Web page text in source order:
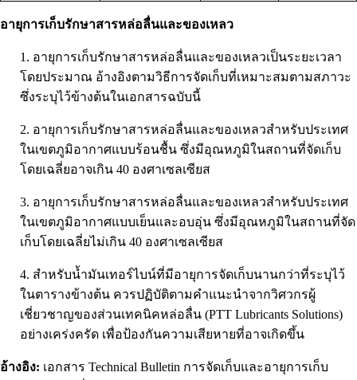
อายุการเก็บรักษาสารหล่อลื่นและของเหลว
1. อายุการเก็บรักษาสารหล่อลื่นและของเหลวเป็นระยะเวลา
โดยประมาณ อ้างอิงตามวิธีการจัดเก็บที่เหมาะสมตามสภาวะ
ซึ่งระบุไว้ข้างต้นในเอกสารฉบับนี้
2. อายุการเก็บรักษาสารหล่อลื่นและของเหลวสำหรับประเทศ
ในเขตภูมิอากาศแบบร้อนชื้น ซึ่งมีอุณหภูมิในสถานที่จัดเก็บ
โดยเฉลี่ยอาจเกิน 40 องศาเซลเซียส
3. อายุการเก็บรักษาสารหล่อลื่นและของเหลวสำหรับประเทศ
ในเขตภูมิอากาศแบบเย็นและอบอุ่น ซึ่งมีอุณหภูมิในสถานที่จัด
เก็บโดยเฉลี่ยไม่เกิน 40 องศาเซลเซียส
4. สำหรับน้ำมันเทอร์ไบน์ที่มีอายุการจัดเก็บนานกว่าที่ระบุไว้
ในตารางข้างต้น ควรปฏิบัติตามคำแนะนำจากวิศวกรผู้
เชี่ยวชาญของส่วนเทคนิคหล่อลื่น (PTT Lubricants Solutions)
อย่างเคร่งครัด เพื่อป้องกันความเสียหายที่อาจเกิดขึ้น
อ้างอิง: เอกสาร Technical Bulletin การจัดเก็บและอายุการเก็บ